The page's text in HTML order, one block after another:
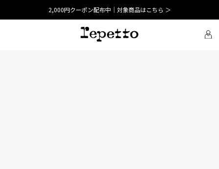
2,000円クーポン配布中｜対象商品はこちら ＞